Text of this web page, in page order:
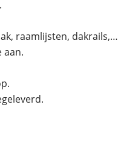
raamlijsten, dakrails,…
aan.